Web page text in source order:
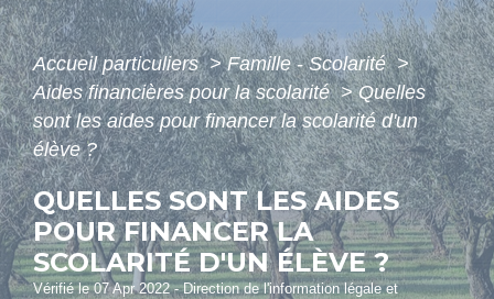
Accueil particuliers> Famille - Scolarité>
Aides financières pour la scolarité> Quelles
sont les aides pour financer la scolarité d'un
élève ?
QUELLES SONT LES AIDES
POUR FINANCER LA
SCOLARITÉ D'UN ÉLÈVE ?
Vérifié le 07 Apr 2022 - Direction de l'information légale et